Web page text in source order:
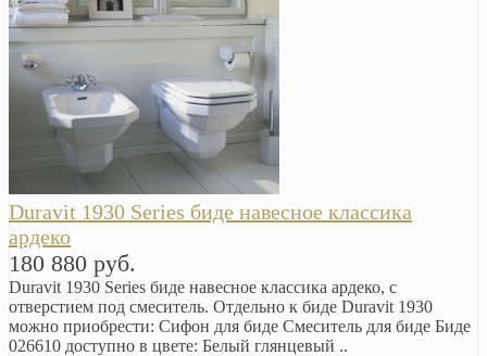
Duravit 1930 Series биде навесное классика
ардеко
180 880 руб.
Duravit 1930 Series биде навесное классика ардеко, с
отверстием под смеситель. Отдельно к биде Duravit 1930
можно приобрести: Сифон для биде Смеситель для биде Биде
026610 доступно в цвете: Белый глянцевый ..